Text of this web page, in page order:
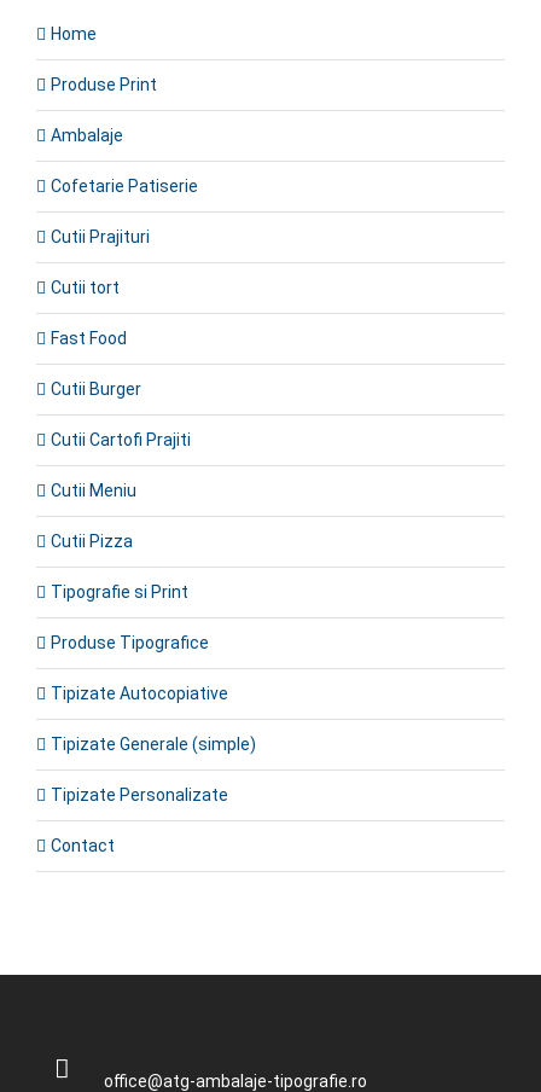
Home
Produse Print
Ambalaje
Cofetarie Patiserie
Cutii Prajituri
Cutii tort
Fast Food
Cutii Burger
Cutii Cartofi Prajiti
Cutii Meniu
Cutii Pizza
Tipografie si Print
Produse Tipografice
Tipizate Autocopiative
Tipizate Generale (simple)
Tipizate Personalizate
Contact
office@atg-ambalaje-tipografie.ro